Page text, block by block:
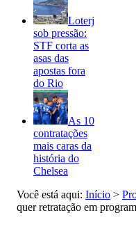
Loterj
sob pressão:
STF corta as
asas das
apostas fora
do Rio
As 10
contratações
mais caras da
história do
Chelsea
Você está aqui: Início >
quer retratação em